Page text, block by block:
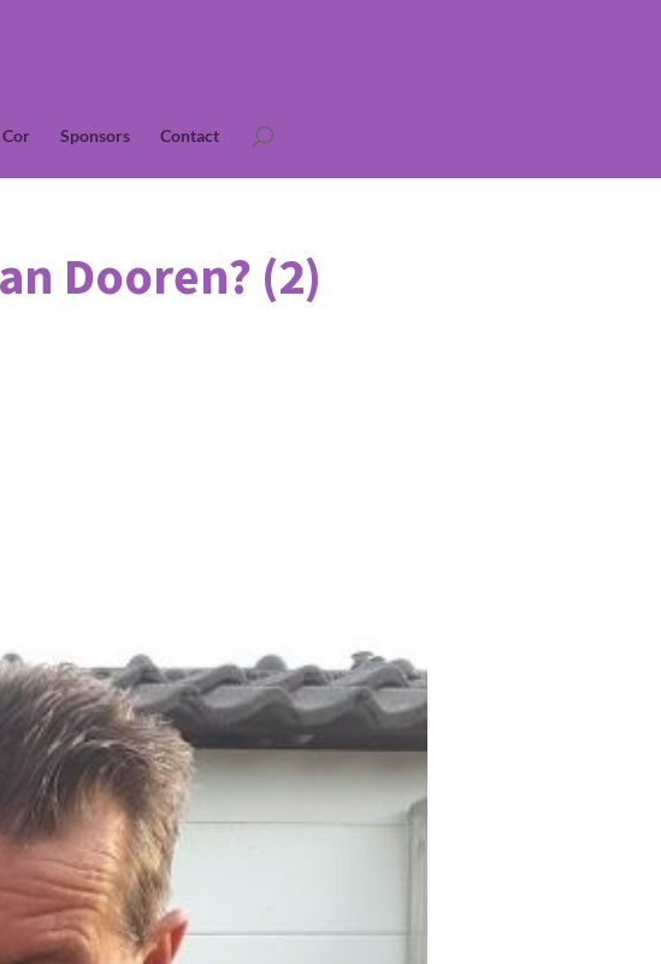
Sponsors Contact
Dooren? (2)